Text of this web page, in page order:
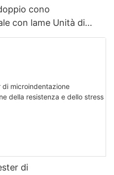
cono
con lame Unità di
con lame
di